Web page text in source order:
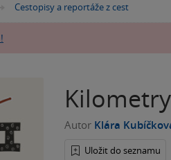
»
Cestopisy a reportáže z cest
Autor Klára
Uložit do seznamu